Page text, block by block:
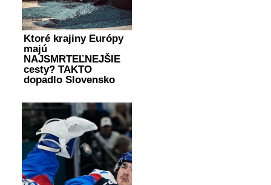
Ktoré krajiny Európy
majú
NAJSMRTEĽNEJŠIE
cesty? TAKTO
dopadlo Slovensko